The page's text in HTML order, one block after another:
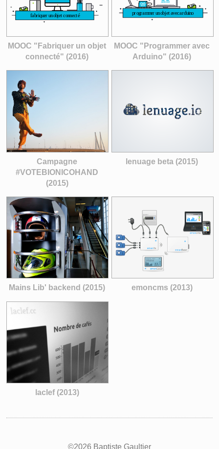
MOOC "Fabriquer un objet
connecté" (2016)
MOOC "Programmer avec
Arduino" (2016)
Campagne
#VOTEBIONICOHAND
(2015)
lenuage beta (2015)
Mains Lib' backend (2015) emoncms (2013)
laclef (2013)
©2026 Baptiste Gaultier